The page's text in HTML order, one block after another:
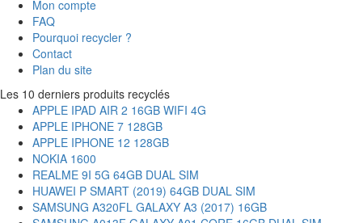
Mon compte
FAQ
Pourquoi recycler ?
Contact
Plan du site
Les 10 derniers produits recyclés
APPLE IPAD AIR 2 16GB WIFI 4G
APPLE IPHONE 7 128GB
APPLE IPHONE 12 128GB
NOKIA 1600
REALME 9I 5G 64GB DUAL SIM
HUAWEI P SMART (2019) 64GB DUAL SIM
SAMSUNG A320FL GALAXY A3 (2017) 16GB